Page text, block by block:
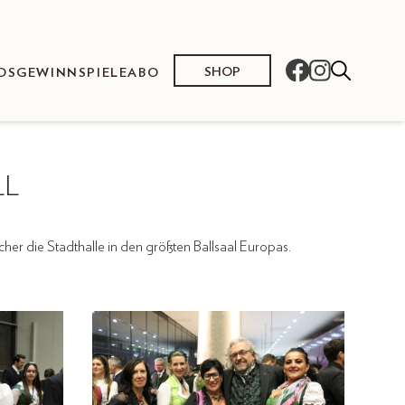
GEWINNSPIELEABO SHOP
die Stadthalle in den größten Ballsaal Europas.